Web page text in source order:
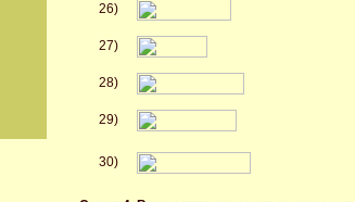
26)
27)
28)
29)
30)